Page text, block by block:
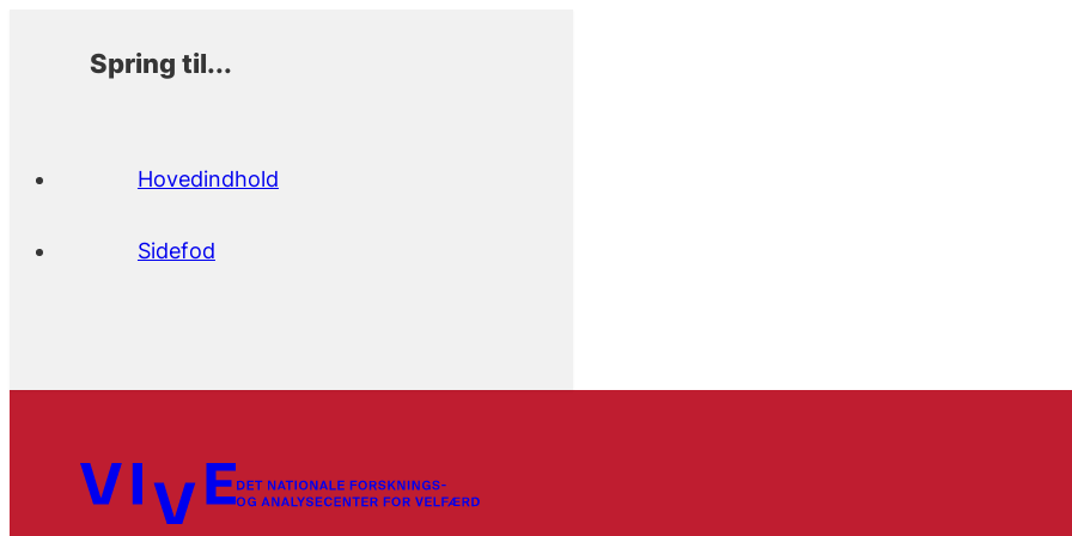
Spring til...
Hovedindhold
Sidefod